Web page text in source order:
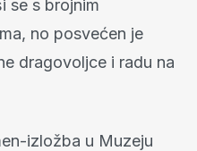
se s brojnim
no posvećen je
dragovoljce i radu na
izložba u Muzeju